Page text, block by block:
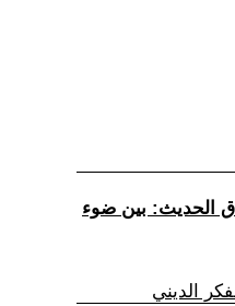
الحديث: بين ضوء
الديني